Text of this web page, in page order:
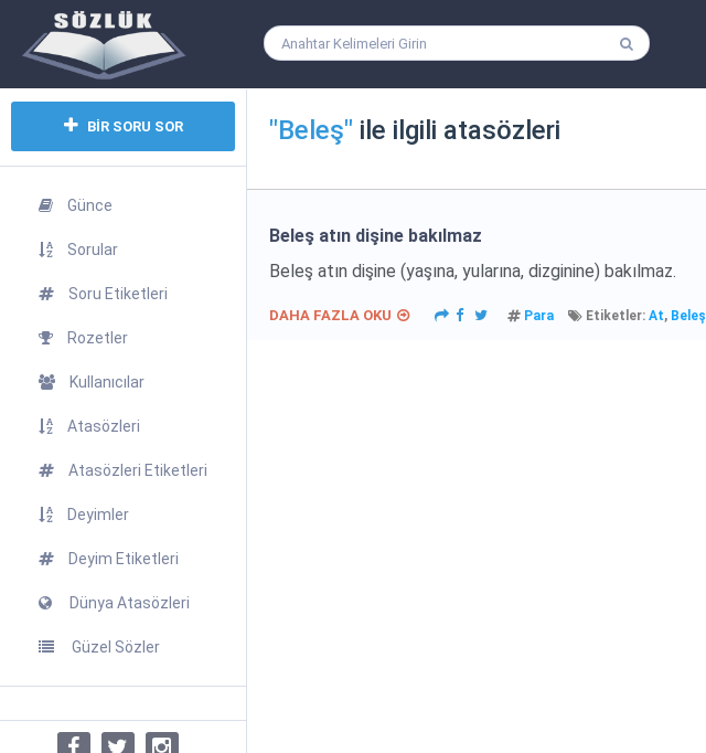
BİR SORU SOR
Günce
Sorular
Soru Etiketleri
Rozetler
Kullanıcılar
Atasözleri
Atasözleri Etiketleri
Deyimler
Deyim Etiketleri
Dünya Atasözleri
Güzel Sözler
"Beleş" ile ilgili atasözleri
Beleş atın dişine bakılmaz
Beleş atın dişine (yaşına, yularına, dizginine) bakılmaz.
DAHA FAZLA OKU Para Etiketler: At, Beleş